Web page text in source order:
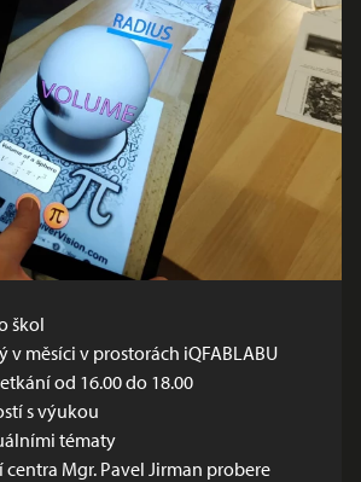
škol
v měsíci v prostorách iQFABLABU
od 16.00 do 18.00
s výukou
tématy
Mgr. Pavel Jirman probere